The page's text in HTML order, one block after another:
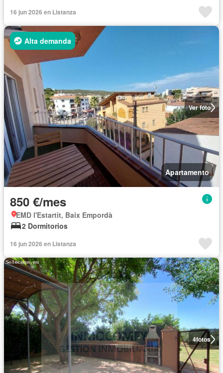
16 jun 2026 en Listanza
Ver foto
Alta demanda
Apartamento
850 €/mes
EMD l'Estartit, Baix Empordà
2 Dormitorios
16 jun 2026 en Listanza
4fotos